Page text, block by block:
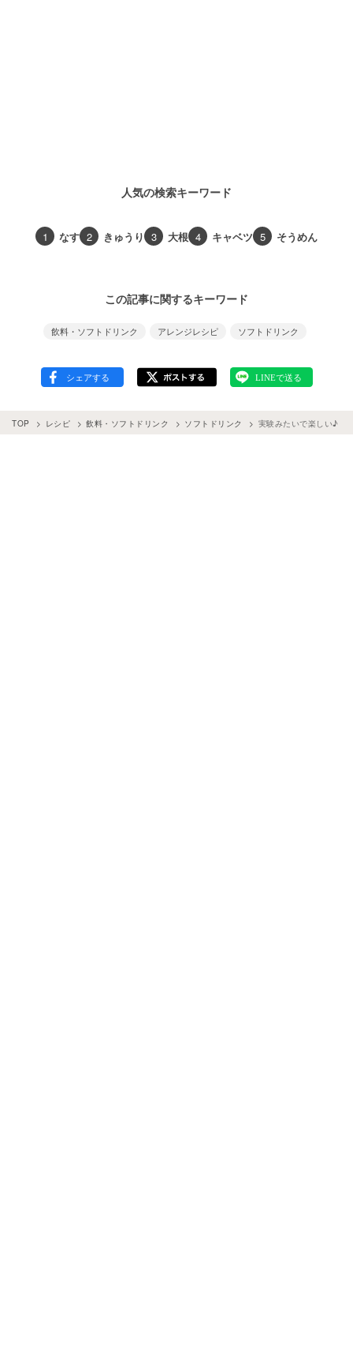
人気の検索キーワード
1 なす 2 きゅうり 3 大根 4 キャベツ 5 そうめん
この記事に関するキーワード
飲料・ソフトドリンク アレンジレシピ ソフトドリンク
TOP レシピ 飲料・ソフトドリンク ソフトドリンク 実験みたいで楽しい♪ 簡